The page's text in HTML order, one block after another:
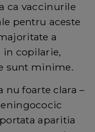
ca vaccinurile
pentru aceste
a
copilarie,
sunt minime.
nu foarte clara –
aparitia